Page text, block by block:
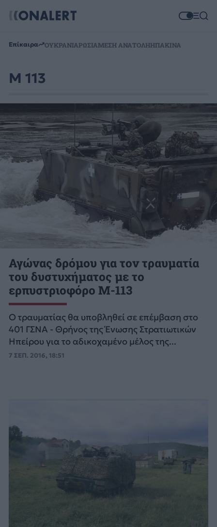
Επίκαιρα ΟΥΚΡΑΝΙΑΡΩΣΙΑΜΕΣΗ ΑΝΑΤΟΛΗΗΠΑΚΙΝΑ
Μ 113
Αγώνας δρόμου για τον τραυματία
του δυστυχήματος με το
ερπυστριοφόρο Μ-113
Ο τραυματίας θα υποβληθεί σε επέμβαση στο
401 ΓΣΝΑ - Θρήνος της Ένωσης Στρατιωτικών
Ηπείρου για το αδικοχαμένο μέλος της...
7 ΣΕΠ. 2016, 18:51